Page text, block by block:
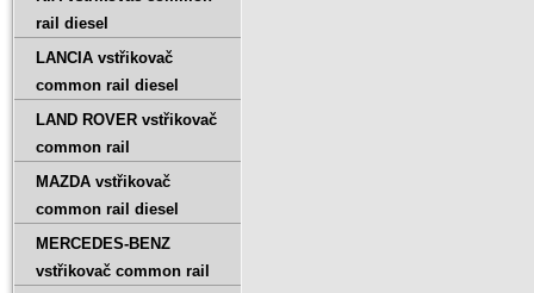
rail diesel
LANCIA vstřikovač
common rail diesel
LAND ROVER vstřikovač
common rail
MAZDA vstřikovač
common rail diesel
MERCEDES-BENZ
vstřikovač common rail